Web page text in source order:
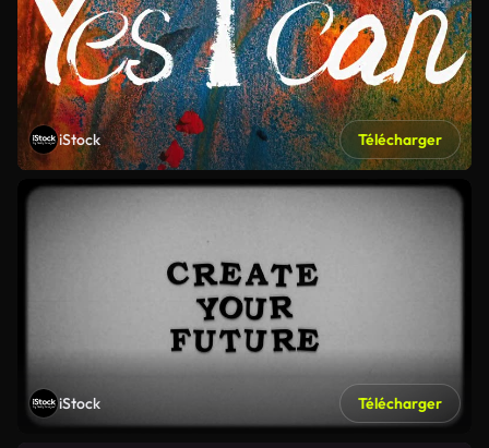
iStock Télécharger
iStock Télécharger